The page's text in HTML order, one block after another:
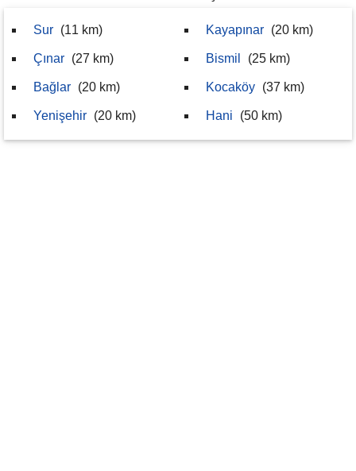
Sur (11 km)
Çınar (27 km)
Bağlar (20 km)
Yenişehir (20 km)
Kayapınar (20 km)
Bismil (25 km)
Kocaköy (37 km)
Hani (50 km)